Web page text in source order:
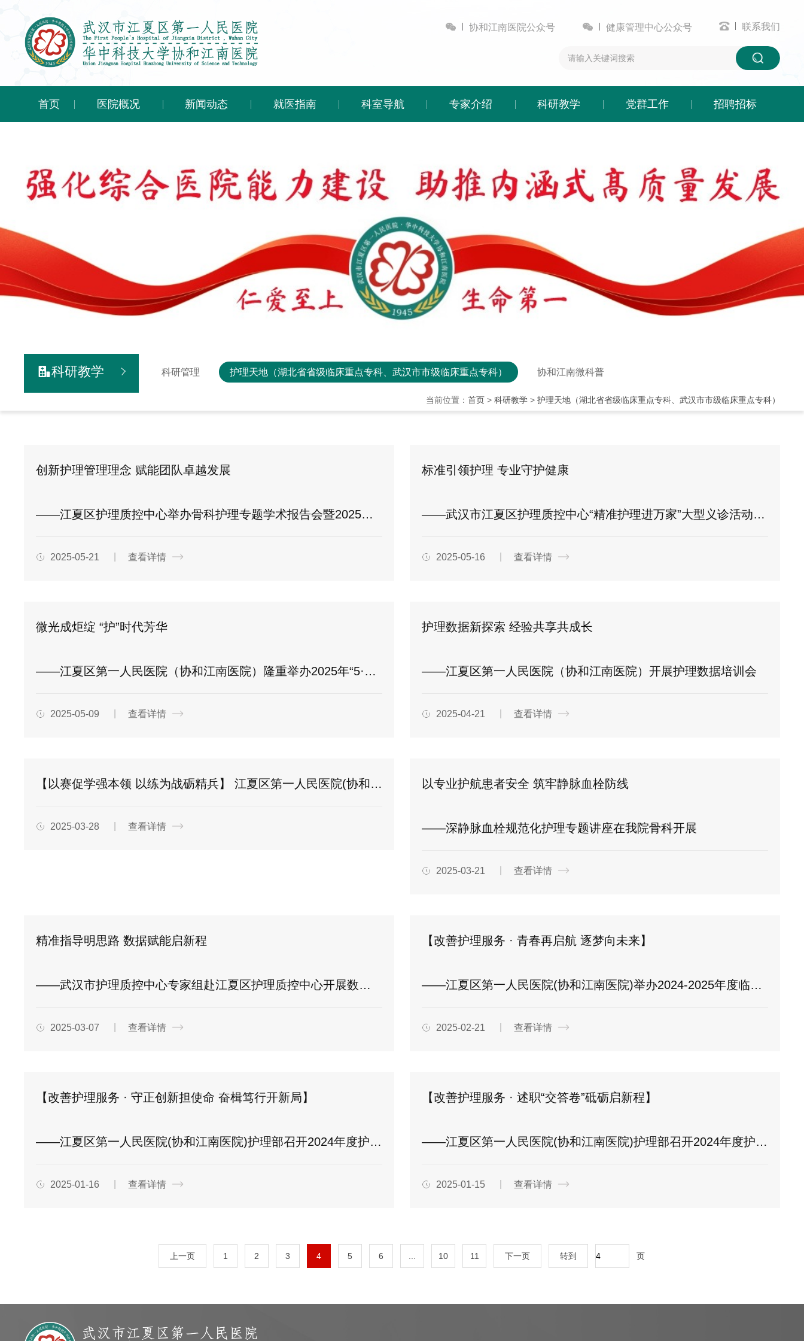
 协和江南医院公众号  健康管理中心公众号  联系我们
首页 医院概况 新闻动态 就医指南 科室导航 专家介绍 科研教学 党群工作 招聘招标
科研教学 科研管理 护理天地（湖北省省级临床重点专科、武汉市市级临床重点专科） 协和江南微科普
当前位置： 首页> 科研教学> 护理天地（湖北省省级临床重点专科、武汉市市级临床重点专科）
创新护理管理理念 赋能团队卓越发展
——江夏区护理质控中心举办骨科护理专题学术报告会暨2025年第二期护理管理培训班
2025-05-21 查看详情
标准引领护理 专业守护健康
——武汉市江夏区护理质控中心“精准护理进万家”大型义诊活动启动
2025-05-16 查看详情
微光成炬绽 “护”时代芳华
——江夏区第一人民医院（协和江南医院）隆重举办2025年“5·12国际护士节”表彰大会
2025-05-09 查看详情
护理数据新探索 经验共享共成长
——江夏区第一人民医院（协和江南医院）开展护理数据培训会
2025-04-21 查看详情
【以赛促学强本领 以练为战砺精兵】 江夏区第一人民医院(协和江南医院)2025年度“5·12护士节”护理技能竞赛圆满举行
2025-03-28 查看详情
以专业护航患者安全 筑牢静脉血栓防线
——深静脉血栓规范化护理专题讲座在我院骨科开展
2025-03-21 查看详情
精准指导明思路 数据赋能启新程
——武汉市护理质控中心专家组赴江夏区护理质控中心开展数据管理工作专项培训
2025-03-07 查看详情
【改善护理服务 · 青春再启航 逐梦向未来】
——江夏区第一人民医院(协和江南医院)举办2024-2025年度临床护理实习生毕业典礼暨优秀护理实习生表彰大会
2025-02-21 查看详情
【改善护理服务 · 守正创新担使命 奋楫笃行开新局】
——江夏区第一人民医院(协和江南医院)护理部召开2024年度护理工作总结暨2025年护理工作部署大会
2025-01-16 查看详情
【改善护理服务 · 述职“交答卷”砥砺启新程】
——江夏区第一人民医院(协和江南医院)护理部召开2024年度护士长年终述职考评工作汇报会圆满落幕
2025-01-15 查看详情
上一页 1 2 3 4 5 6 10 11 下一页 转到 页